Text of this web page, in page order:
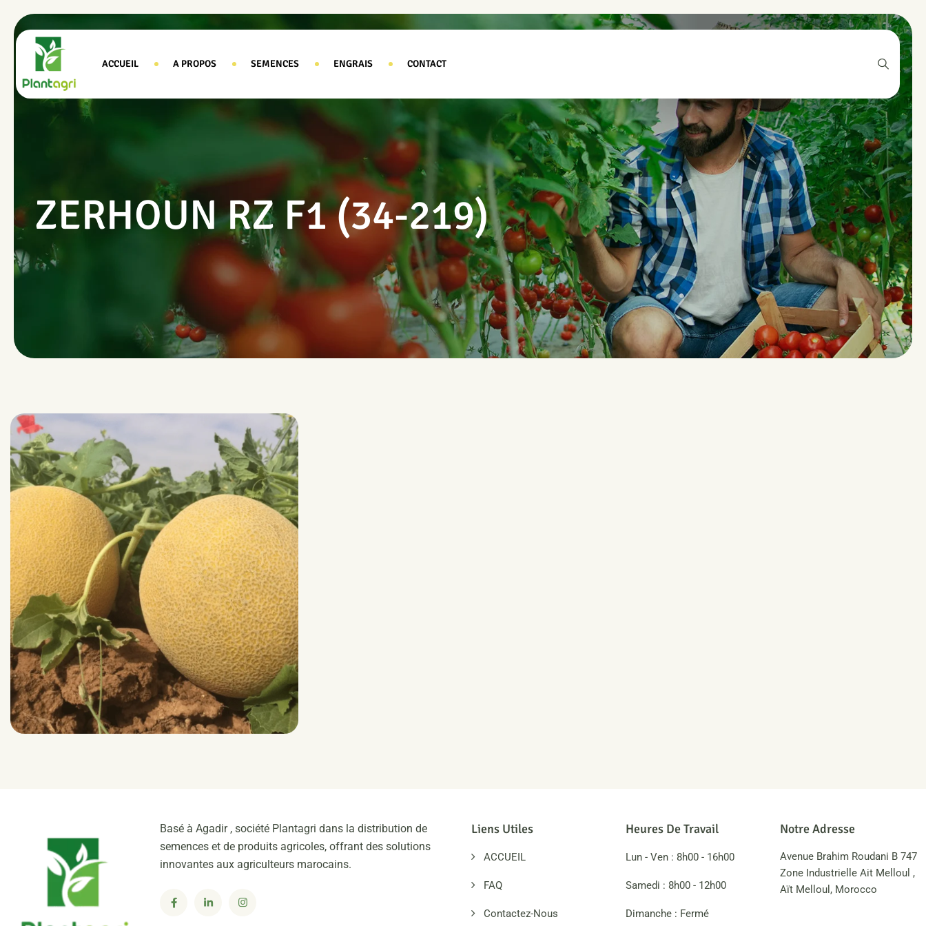
ACCUEIL A PROPOS SEMENCES ENGRAIS CONTACT
ZERHOUN RZ F1 (34-219)
Basé à Agadir , société Plantagri dans la distribution de
semences et de produits agricoles, offrant des solutions
innovantes aux agriculteurs marocains.
Liens Utiles
ACCUEIL
FAQ
Contactez-Nous
Heures De Travail
Lun - Ven : 8h00 - 16h00
Samedi : 8h00 - 12h00
Dimanche : Fermé
Notre Adresse
Avenue Brahim Roudani B 747
Zone Industrielle Ait Melloul ,
Aït Melloul, Morocco